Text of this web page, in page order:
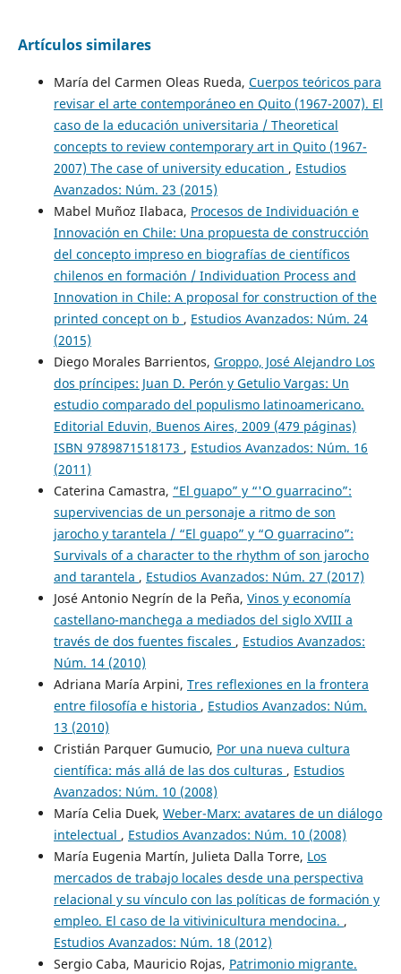
Artículos similares
María del Carmen Oleas Rueda, Cuerpos teóricos para
revisar el arte contemporáneo en Quito (1967-2007). El
caso de la educación universitaria / Theoretical
concepts to review contemporary art in Quito (1967-
2007) The case of university education , Estudios
Avanzados: Núm. 23 (2015)
Mabel Muñoz Ilabaca, Procesos de Individuación e
Innovación en Chile: Una propuesta de construcción
del concepto impreso en biografías de científicos
chilenos en formación / Individuation Process and
Innovation in Chile: A proposal for construction of the
printed concept on b , Estudios Avanzados: Núm. 24
(2015)
Diego Morales Barrientos, Groppo, José Alejandro Los
dos príncipes: Juan D. Perón y Getulio Vargas: Un
estudio comparado del populismo latinoamericano.
Editorial Eduvin, Buenos Aires, 2009 (479 páginas)
ISBN 9789871518173 , Estudios Avanzados: Núm. 16
(2011)
Caterina Camastra, “El guapo” y “'O guarracino”:
supervivencias de un personaje a ritmo de son
jarocho y tarantela / “El guapo” y “O guarracino”:
Survivals of a character to the rhythm of son jarocho
and tarantela , Estudios Avanzados: Núm. 27 (2017)
José Antonio Negrín de la Peña, Vinos y economía
castellano-manchega a mediados del siglo XVIII a
través de dos fuentes fiscales , Estudios Avanzados:
Núm. 14 (2010)
Adriana María Arpini, Tres reflexiones en la frontera
entre filosofía e historia , Estudios Avanzados: Núm.
13 (2010)
Cristián Parquer Gumucio, Por una nueva cultura
científica: más allá de las dos culturas , Estudios
Avanzados: Núm. 10 (2008)
María Celia Duek, Weber-Marx: avatares de un diálogo
intelectual , Estudios Avanzados: Núm. 10 (2008)
María Eugenia Martín, Julieta Dalla Torre, Los
mercados de trabajo locales desde una perspectiva
relacional y su vínculo con las políticas de formación y
empleo. El caso de la vitivinicultura mendocina. ,
Estudios Avanzados: Núm. 18 (2012)
Sergio Caba, Mauricio Rojas, Patrimonio migrante.